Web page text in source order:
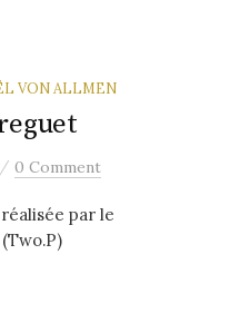
VON ALLMEN
/ 0 Comment
par le